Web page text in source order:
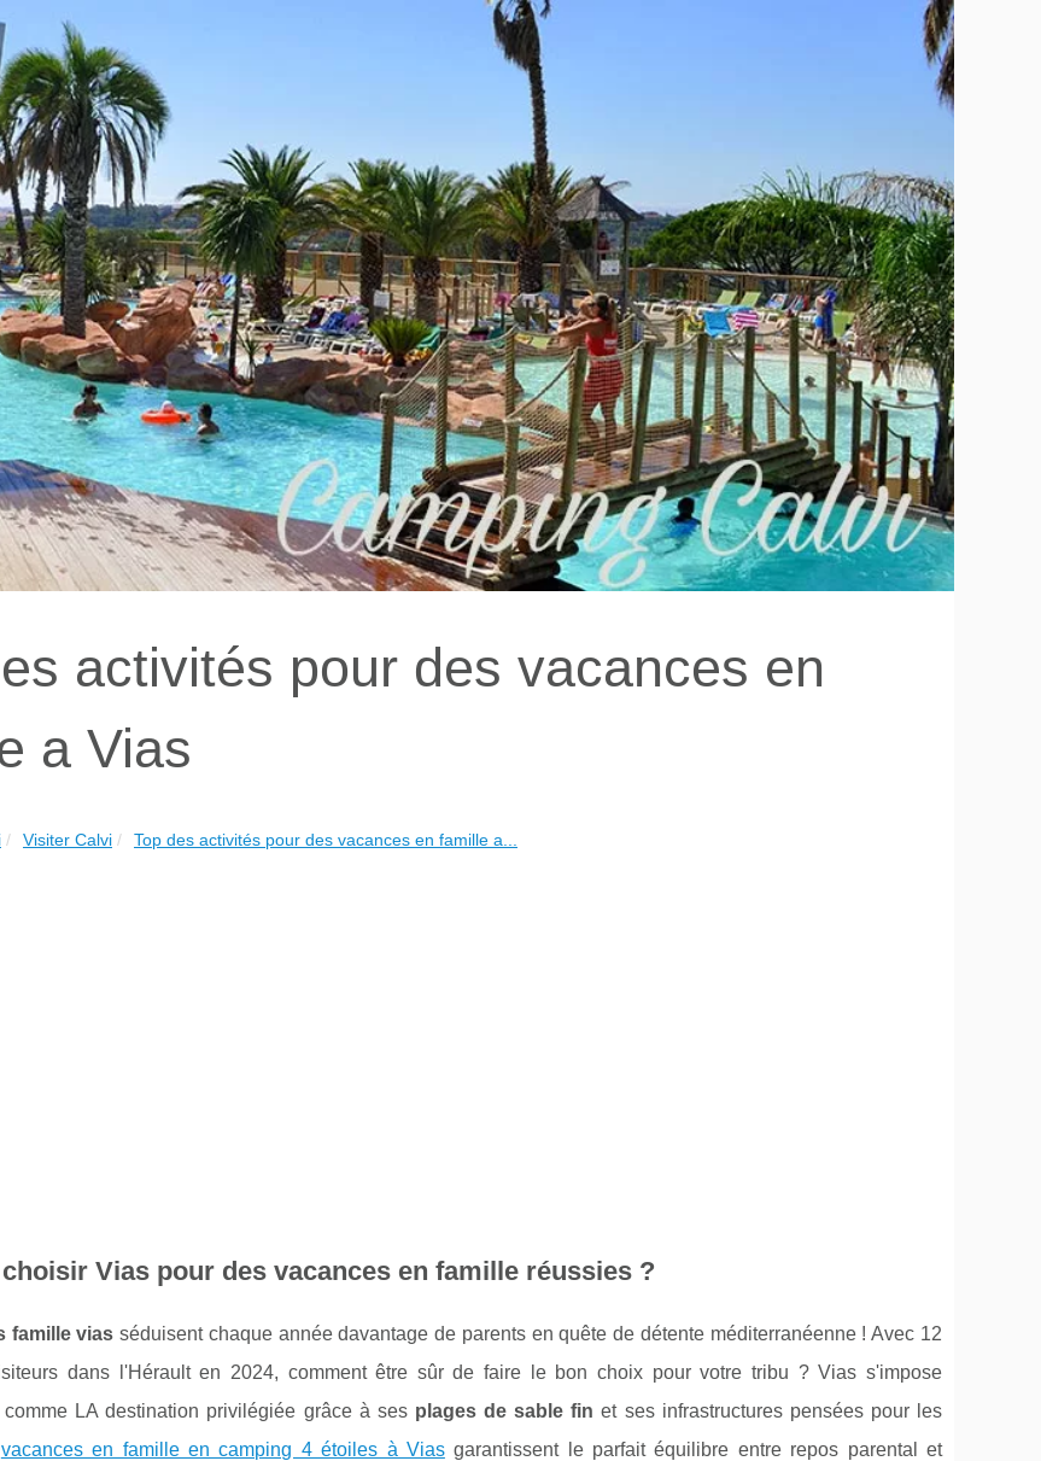
activités pour des vacances en
a Vias
Visiter Calvi Top des activités pour des vacances en famille a...
Vias pour des vacances en famille réussies ?
famille vias séduisent chaque année davantage de parents en quête de détente méditerranéenne ! Avec 12
dans l'Hérault en 2024, comment être sûr de faire le bon choix pour votre tribu ? Vias s'impose
comme LA destination privilégiée grâce à ses plages de sable fin et ses infrastructures pensées pour les
vacances en famille en camping 4 étoiles à Viasgarantissent le parfait équilibre entre repos parental et